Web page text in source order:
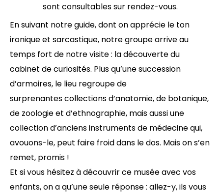
sont consultables sur rendez-vous.
En suivant notre guide, dont on apprécie le ton
ironique et sarcastique, notre groupe arrive au
temps fort de notre visite : la découverte du
cabinet de curiosités. Plus qu’une succession
d’armoires, le lieu regroupe de
surprenantes collections d’anatomie, de botanique,
de zoologie et d’ethnographie, mais aussi une
collection d’anciens instruments de médecine qui,
avouons-le, peut faire froid dans le dos. Mais on s’en
remet, promis !
Et si vous hésitez à découvrir ce musée avec vos
enfants, on a qu’une seule réponse : allez-y, ils vous